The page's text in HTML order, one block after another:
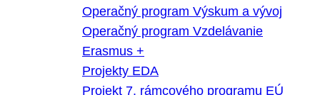
Operačný program Výskum a vývoj
Operačný program Vzdelávanie
Erasmus +
Projekty EDA
Projekt 7. rámcového programu EÚ